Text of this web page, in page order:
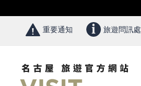
重要通知 旅遊問訊處